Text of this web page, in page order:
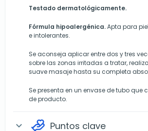
Testado dermatológicamente.
Fórmula hipoalergénica.Apta para
e intolerantes.
Se aconseja aplicar entre dos y tres
sobre las zonas irritadas a tratar,
suave masaje hasta su completa
Se presenta en un envase de tubo que
de producto.
expand_more Puntos clave